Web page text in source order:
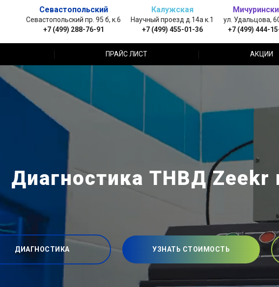
Севастопольский
Севастопольский пр. 95 б, к.6
+7 (499) 288-76-91
Калужская
Научный проезд д.14а к.1
+7 (499) 455-01-36
ул. Удальцова,
+7 (499) 444-
ПРАЙС ЛИСТ АКЦИИ
Диагностика ТНВД Zeekr
ДИАГНОСТИКА УЗНАТЬ СТОИМОСТЬ